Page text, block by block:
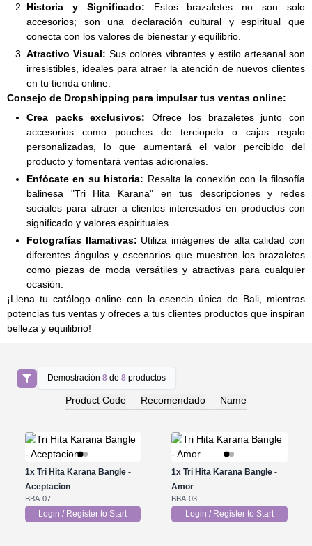
Historia y Significado: Estos brazaletes no son solo
accesorios; son una declaración cultural y espiritual que
conecta con los valores de bienestar y equilibrio.
Atractivo Visual: Sus colores vibrantes y estilo artesanal son
irresistibles, ideales para atraer la atención de nuevos clientes
en tu tienda online.
Consejo de Dropshipping para impulsar tus ventas online:
Crea packs exclusivos: Ofrece los brazaletes junto con
accesorios como pouches de terciopelo o cajas regalo
personalizadas, lo que aumentará el valor percibido del
producto y fomentará ventas adicionales.
Enfócate en su historia: Resalta la conexión con la filosofía
balinesa "Tri Hita Karana" en tus descripciones y redes
sociales para atraer a clientes interesados en productos con
significado y valores espirituales.
Fotografías llamativas: Utiliza imágenes de alta calidad con
diferentes ángulos y escenarios que muestren los brazaletes
como piezas de moda versátiles y atractivas para cualquier
ocasión.
¡Llena tu catálogo online con la esencia única de Bali, mientras
potencias tus ventas y ofreces a tus clientes productos que inspiran
belleza y equilibrio!
Demostración8 de8 productos
Product Code Recomendado Name
1xTri Hita Karana Bangle -
Aceptacion
BBA-07
Login / Register to Start
1x Tri Hita Karana Bangle -
Amor
BBA-03
Login / Register to Start